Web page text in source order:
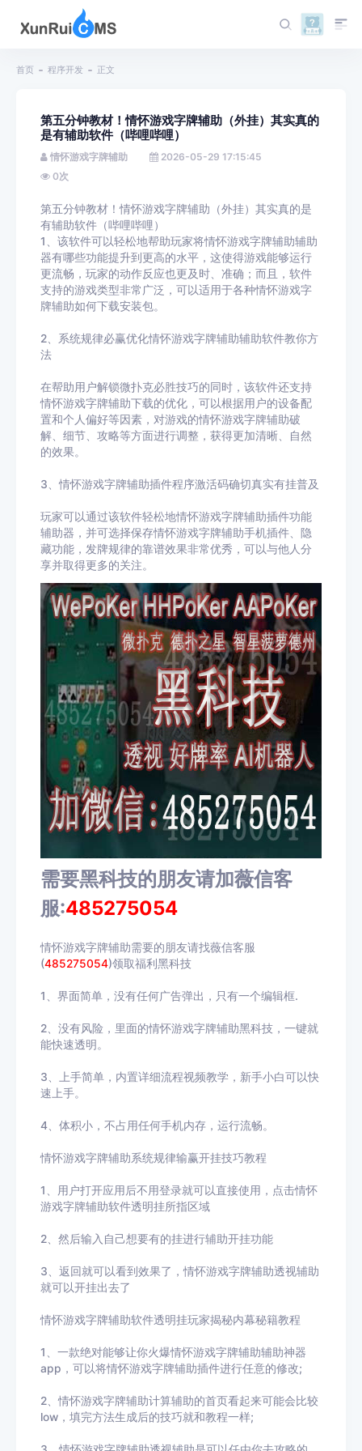
首页 程序开发 正文
第五分钟教材！情怀游戏字牌辅助（外挂）其实真的
是有辅助软件（哔哩哔哩）
情怀游戏字牌辅助
2026-05-29 17:15:45
0次
第五分钟教材！情怀游戏字牌辅助（外挂）其实真的是
有辅助软件（哔哩哔哩）
1、该软件可以轻松地帮助玩家将情怀游戏字牌辅助辅助
器有哪些功能提升到更高的水平，这使得游戏能够运行
更流畅，玩家的动作反应也更及时、准确；而且，软件
支持的游戏类型非常广泛，可以适用于各种情怀游戏字
牌辅助如何下载安装包。
2、系统规律必赢优化情怀游戏字牌辅助辅助软件教你方
法
在帮助用户解锁微扑克必胜技巧的同时，该软件还支持
情怀游戏字牌辅助下载的优化，可以根据用户的设备配
置和个人偏好等因素，对游戏的情怀游戏字牌辅助破
解、细节、攻略等方面进行调整，获得更加清晰、自然
的效果。
3、情怀游戏字牌辅助插件程序激活码确切真实有挂普及
玩家可以通过该软件轻松地情怀游戏字牌辅助插件功能
辅助器，并可选择保存情怀游戏字牌辅助手机插件、隐
藏功能，发牌规律的靠谱效果非常优秀，可以与他人分
享并取得更多的关注。
需要黑科技的朋友请加薇信客
服:485275054
情怀游戏字牌辅助需要的朋友请找薇信客服
(485275054)领取福利黑科技
1、界面简单，没有任何广告弹出，只有一个编辑框.
2、没有风险，里面的情怀游戏字牌辅助黑科技，一键就
能快速透明。
3、上手简单，内置详细流程视频教学，新手小白可以快
速上手。
4、体积小，不占用任何手机内存，运行流畅。
情怀游戏字牌辅助系统规律输赢开挂技巧教程
1、用户打开应用后不用登录就可以直接使用，点击情怀
游戏字牌辅助软件透明挂所指区域
2、然后输入自己想要有的挂进行辅助开挂功能
3 、返回就可以看到效果了，情怀游戏字牌辅助透视辅助
就可以开挂出去了
情怀游戏字牌辅助软件透明挂玩家揭秘内幕秘籍教程
1、一款绝对能够让你火爆情怀游戏字牌辅助辅助神器
app，可以将情怀游戏字牌辅助插件进行任意的修改;
2、情怀游戏字牌辅助计算辅助的首页看起来可能会比较
low ，填完方法生成后的技巧就和教程一样;